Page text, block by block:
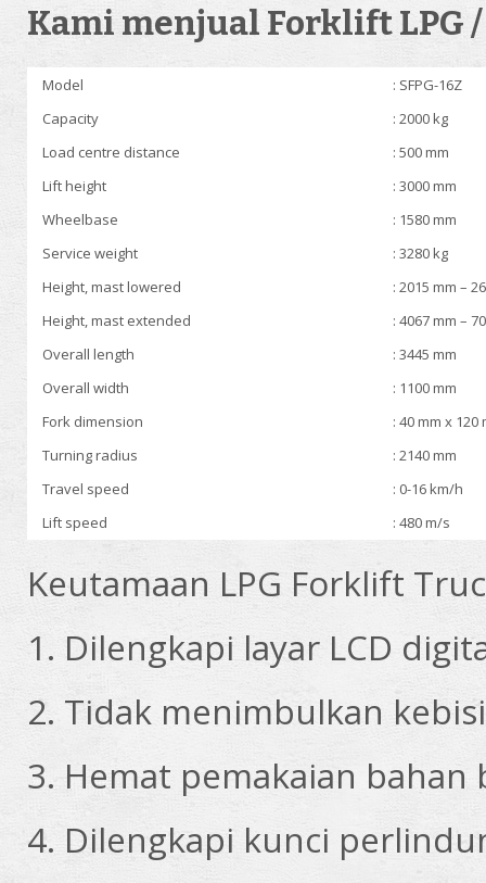
Kami menjual Forklift LPG
Model
: SFPG-16Z
Capacity
: 2000 kg
Load centre distance
: 500 mm
Lift height
: 3000 mm
Wheelbase
: 1580 mm
Service weight
: 3280 kg
Height, mast lowered
: 2015 mm –
Height, mast extended
: 4067 mm –
Overall length
: 3445 mm
Overall width
: 1100 mm
Fork dimension
: 40 mm x 120
Turning radius
: 2140 mm
Travel speed
: 0-16 km/h
Lift speed
: 480 m/s
Keutamaan LPG Forklift
1. Dilengkapi layar LCD
2. Tidak menimbulkan
3. Hemat pemakaian bahan
4. Dilengkapi kunci